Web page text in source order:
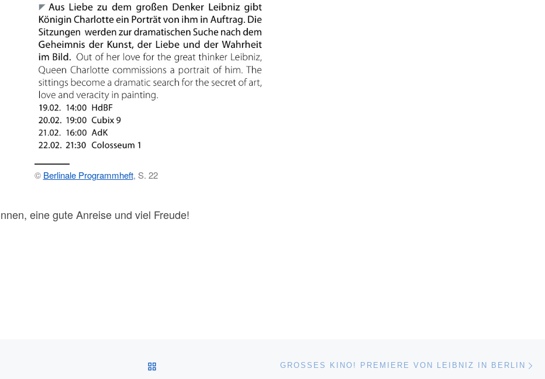
© Berlinale Programmheft, S. 22
eine gute Anreise und viel Freude!
ZURÜCK ZUR BEITRAGSLISTEGROSSES KINO! PREMIERE VON LEIBNIZ IN BERLIN